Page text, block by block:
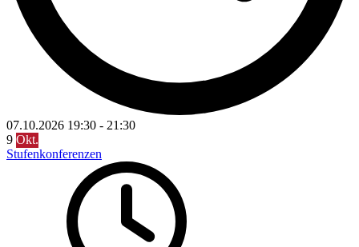
07.10.2026 19:30 - 21:30
9 Okt.
Stufenkonferenzen